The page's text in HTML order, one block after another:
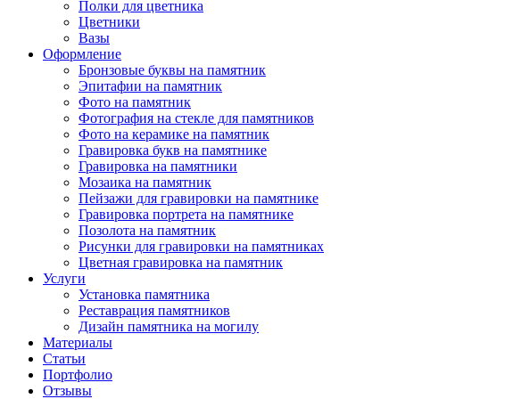
Полки для цветника
Цветники
Вазы
Оформление
Бронзовые буквы на памятник
Эпитафии на памятник
Фото на памятник
Фотография на стекле для памятников
Фото на керамике на памятник
Гравировка букв на памятнике
Гравировка на памятники
Мозаика на памятник
Пейзажи для гравировки на памятнике
Гравировка портрета на памятнике
Позолота на памятник
Рисунки для гравировки на памятниках
Цветная гравировка на памятник
Услуги
Установка памятника
Реставрация памятников
Дизайн памятника на могилу
Материалы
Статьи
Портфолио
Отзывы